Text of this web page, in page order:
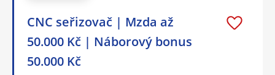
CNC seřizovač | Mzda až
50.000 Kč | Náborový bonus
50.000 Kč